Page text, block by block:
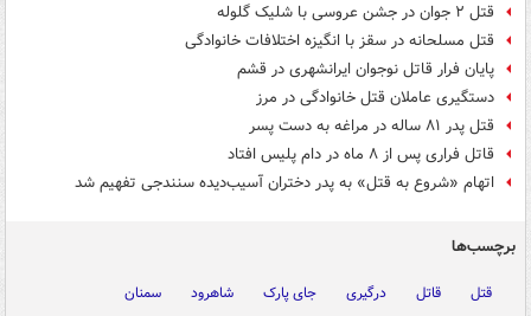
قتل ۲ جوان در جشن عروسی با شلیک گلوله
قتل مسلحانه در سقز با انگیزه اختلافات خانوادگی
پایان فرار قاتل نوجوان ایرانشهری در قشم
دستگیری عاملان قتل خانوادگی در مرز
قتل پدر ۸۱ ساله در مراغه به دست پسر
قاتل فراری پس از ۸ ماه در دام پلیس افتاد
اتهام «شروع به قتل» به پدر دختران آسیب‌دیده سنندجی تفهیم شد
برچسب‌ها
قتل قاتل درگیری جای پارک شاهرود
سمنان